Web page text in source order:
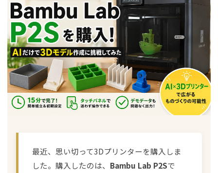
最近、思い切って3Dプリンターを購入しま
した。購入したのは、 Bambu Lab P2Sで